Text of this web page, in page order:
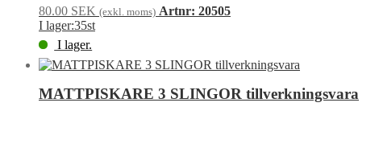
80.00 SEK (exkl. moms) Artnr: 20505
I lager:35st
I lager.
Lykta*
med
MATTPISKARE 3 SLINGOR tillverkningsvara